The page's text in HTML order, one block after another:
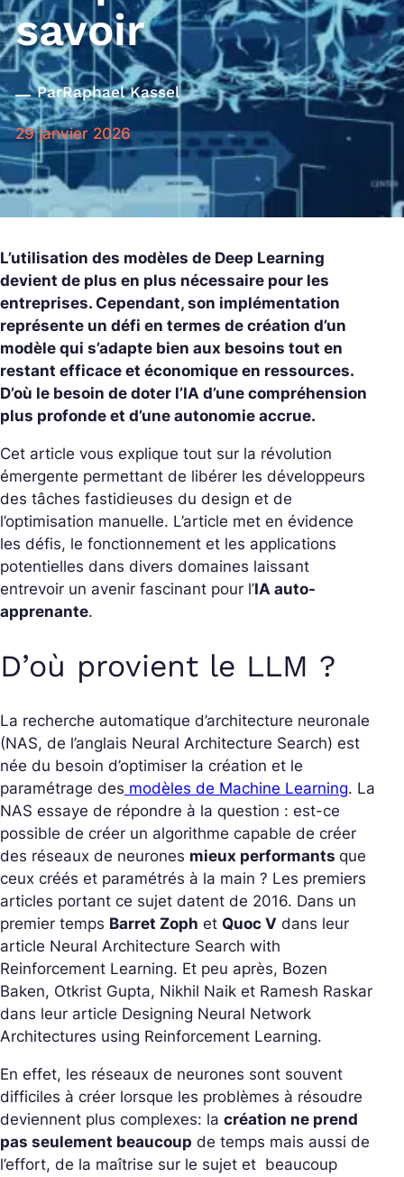
savoir
ParRaphael Kassel
29 janvier 2026
L’utilisation des modèles de Deep Learning
devient de plus en plus nécessaire pour les
entreprises. Cependant, son implémentation
représente un défi en termes de création d’un
modèle qui s’adapte bien aux besoins tout en
restant efficace et économique en ressources.
D’où le besoin de doter l’IA d’une compréhension
plus profonde et d’une autonomie accrue.
Cet article vous explique tout sur la révolution
émergente permettant de libérer les développeurs
des tâches fastidieuses du design et de
l’optimisation manuelle. L’article met en évidence
les défis, le fonctionnement et les applications
potentielles dans divers domaines laissant
entrevoir un avenir fascinant pour l’IA auto-
apprenante.
D’où provient le LLM ?
La recherche automatique d’architecture neuronale
(NAS, de l’anglais Neural Architecture Search) est
née du besoin d’optimiser la création et le
paramétrage des modèles de Machine Learning. La
NAS essaye de répondre à la question : est-ce
possible de créer un algorithme capable de créer
des réseaux de neurones mieux performants que
ceux créés et paramétrés à la main ? Les premiers
articles portant ce sujet datent de 2016. Dans un
premier temps Barret Zoph et Quoc V dans leur
article Neural Architecture Search with
Reinforcement Learning. Et peu après, Bozen
Baken, Otkrist Gupta, Nikhil Naik et Ramesh Raskar
dans leur article Designing Neural Network
Architectures using Reinforcement Learning.
En effet, les réseaux de neurones sont souvent
difficiles à créer lorsque les problèmes à résoudre
deviennent plus complexes: la création ne prend
pas seulement beaucoup de temps mais aussi de
l’effort, de la maîtrise sur le sujet et beaucoup